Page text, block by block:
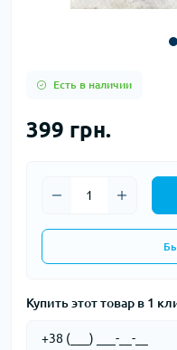
Есть в наличии
399 грн.
Купить этот товар в 1